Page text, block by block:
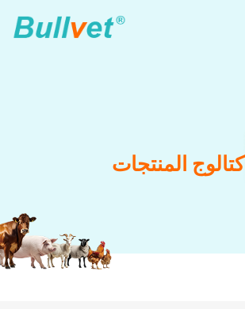
كتالوج المنتجات